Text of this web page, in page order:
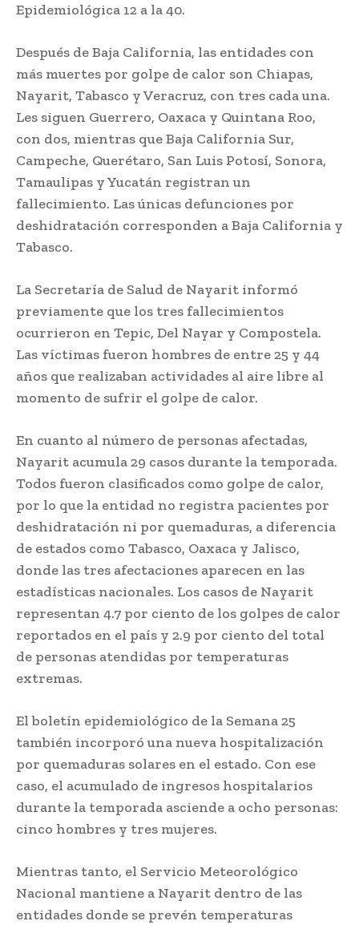
Epidemiológica 12 a la 40.
Después de Baja California, las entidades con
más muertes por golpe de calor son Chiapas,
Nayarit, Tabasco y Veracruz, con tres cada una.
Les siguen Guerrero, Oaxaca y Quintana Roo,
con dos, mientras que Baja California Sur,
Campeche, Querétaro, San Luis Potosí, Sonora,
Tamaulipas y Yucatán registran un
fallecimiento. Las únicas defunciones por
deshidratación corresponden a Baja California y
Tabasco.
La Secretaría de Salud de Nayarit informó
previamente que los tres fallecimientos
ocurrieron en Tepic, Del Nayar y Compostela.
Las víctimas fueron hombres de entre 25 y 44
años que realizaban actividades al aire libre al
momento de sufrir el golpe de calor.
En cuanto al número de personas afectadas,
Nayarit acumula 29 casos durante la temporada.
Todos fueron clasificados como golpe de calor,
por lo que la entidad no registra pacientes por
deshidratación ni por quemaduras, a diferencia
de estados como Tabasco, Oaxaca y Jalisco,
donde las tres afectaciones aparecen en las
estadísticas nacionales. Los casos de Nayarit
representan 4.7 por ciento de los golpes de calor
reportados en el país y 2.9 por ciento del total
de personas atendidas por temperaturas
extremas.
El boletín epidemiológico de la Semana 25
también incorporó una nueva hospitalización
por quemaduras solares en el estado. Con ese
caso, el acumulado de ingresos hospitalarios
durante la temporada asciende a ocho personas:
cinco hombres y tres mujeres.
Mientras tanto, el Servicio Meteorológico
Nacional mantiene a Nayarit dentro de las
entidades donde se prevén temperaturas